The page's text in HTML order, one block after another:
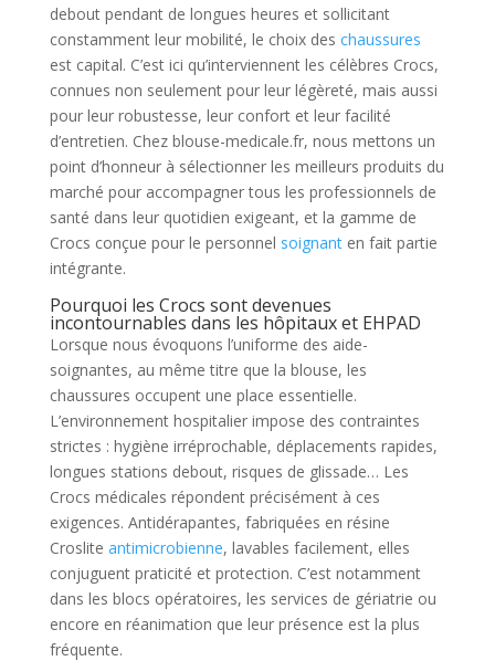
debout pendant de longues heures et sollicitant
constamment leur mobilité, le choix des chaussures
est capital. C’est ici qu’interviennent les célèbres Crocs,
connues non seulement pour leur légèreté, mais aussi
pour leur robustesse, leur confort et leur facilité
d’entretien. Chez blouse-medicale.fr, nous mettons un
point d’honneur à sélectionner les meilleurs produits du
marché pour accompagner tous les professionnels de
santé dans leur quotidien exigeant, et la gamme de
Crocs conçue pour le personnel soignanten fait partie
intégrante.
Pourquoi les Crocs sont devenues
incontournables dans les hôpitaux et EHPAD
Lorsque nous évoquons l’uniforme des aide-
soignantes, au même titre que la blouse, les
chaussures occupent une place essentielle.
L’environnement hospitalier impose des contraintes
strictes : hygiène irréprochable, déplacements rapides,
longues stations debout, risques de glissade… Les
Crocs médicales répondent précisément à ces
exigences. Antidérapantes, fabriquées en résine
Croslite antimicrobienne, lavables facilement, elles
conjuguent praticité et protection. C’est notamment
dans les blocs opératoires, les services de gériatrie ou
encore en réanimation que leur présence est la plus
fréquente.